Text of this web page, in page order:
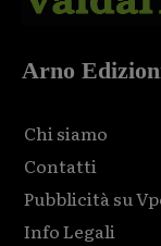
Arno
Chi siamo
Contatti
Pubblicità su
Info Legali